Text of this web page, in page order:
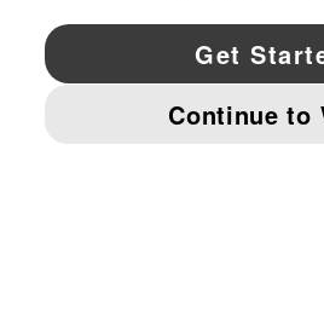
YouTube Twitter Pinterest